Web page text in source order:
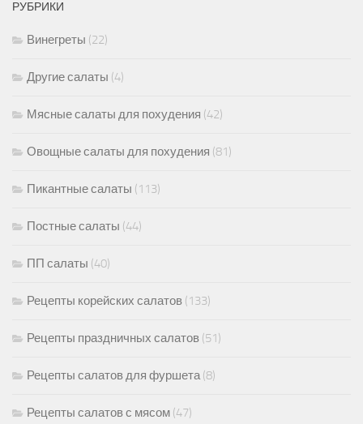
РУБРИКИ
Винегреты (22)
Другие салаты (4)
Мясные салаты для похудения (42)
Овощные салаты для похудения (81)
Пикантные салаты (113)
Постные салаты (44)
ПП салаты (40)
Рецепты корейских салатов (133)
Рецепты праздничных салатов (51)
Рецепты салатов для фуршета(8)
Рецепты салатов с мясом (47)